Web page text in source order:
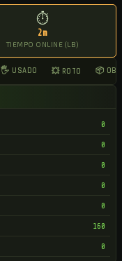
⏱
2m
TIEMPO ONLINE (LB)
🖐 USADO 💥 ROTO 📦
0
0
0
0
0
160
0